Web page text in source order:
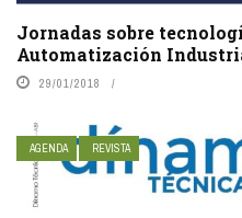
Jornadas sobre
Automatización
29/01/2018
AGENDA REVISTA